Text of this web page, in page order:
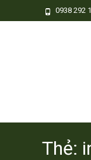
0938 292
Thẻ: